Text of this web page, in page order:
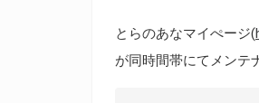
とらのあなマイぺージ(
が同時間帯にてメンテ